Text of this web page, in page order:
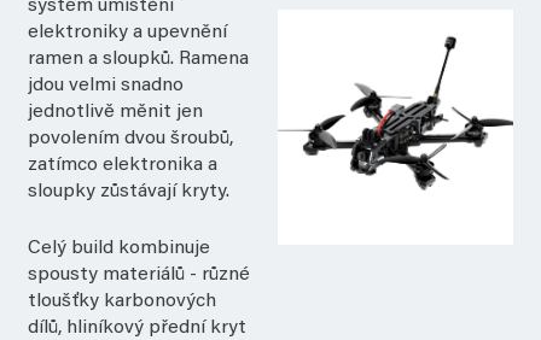
systém umístění
elektroniky a upevnění
ramen a sloupků. Ramena
jdou velmi snadno
jednotlivě měnit jen
povolením dvou šroubů,
zatímco elektronika a
sloupky zůstávají kryty.
Celý build kombinuje
spousty materiálů - různé
tloušťky karbonových
dílů, hliníkový přední kryt